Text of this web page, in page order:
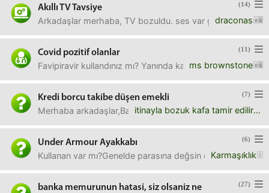
(14)
Akıllı TV Tavsiye
draconas
Arkadaşlar merhaba, TV bozuldu. ses var görüntü yok.
(11)
Covid pozitif olanlar
ms brownstone
Favipiravir kullandınız mı? Yanında kan sulandırıcı
(7)
Kredi borcu takibe düşen emekli
itinayla bozuk kafa tamir edilir
Merhaba arkadaşlar,Başlıkta belirttiğim konuda bilgiye
(6)
Under Armour Ayakkabı
Karmaşıklık
Kullanan var mı?Genelde parasına değsin diye Nike
(27)
banka memurunun hatasi, siz olsaniz ne